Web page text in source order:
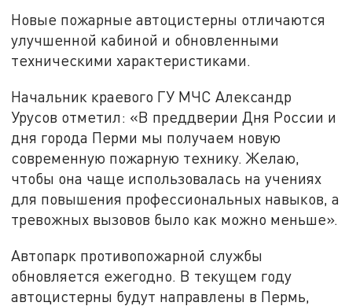
Новые пожарные автоцистерны отличаются
улучшенной кабиной и обновленными
техническими характеристиками.
Начальник краевого ГУ МЧС Александр
Урусов отметил: «В преддверии Дня России и
дня города Перми мы получаем новую
современную пожарную технику. Желаю,
чтобы она чаще использовалась на учениях
для повышения профессиональных навыков, а
тревожных вызовов было как можно меньше».
Автопарк противопожарной службы
обновляется ежегодно. В текущем году
автоцистерны будут направлены в Пермь,